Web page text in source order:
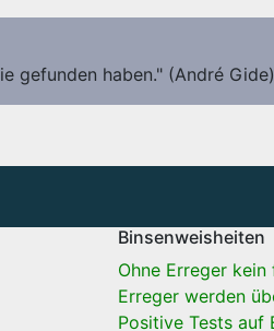
gefunden haben." (André Gide)
Binsenweisheiten
Ohne Erreger
Erreger werden
Positive Tests auf